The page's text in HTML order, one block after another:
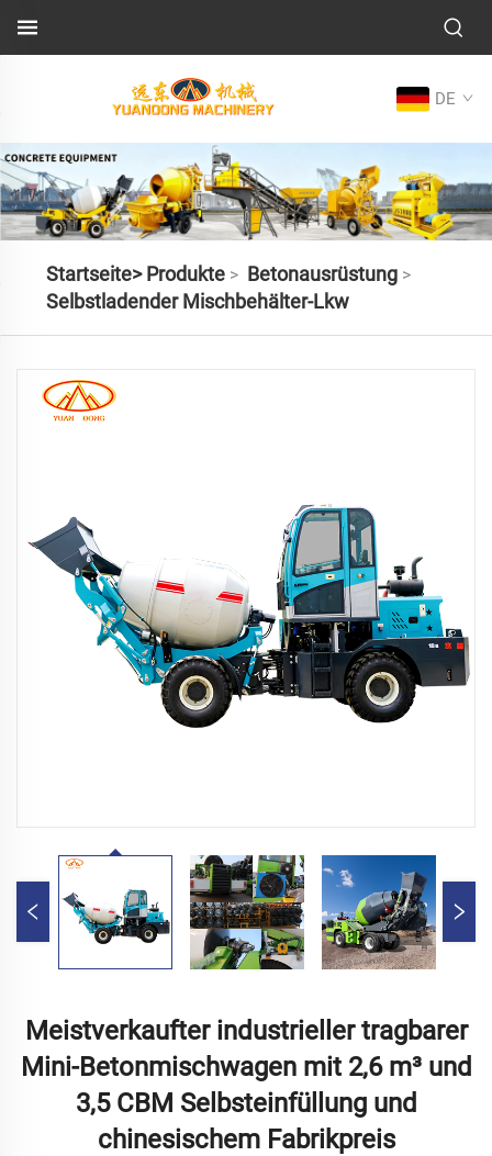
DE
Startseite> Produkte> Betonausrüstung>
Selbstladender Mischbehälter-Lkw
Meistverkaufter industrieller tragbarer
Mini-Betonmischwagen mit 2,6 m³ und
3,5 CBM Selbsteinfüllung und
chinesischem Fabrikpreis